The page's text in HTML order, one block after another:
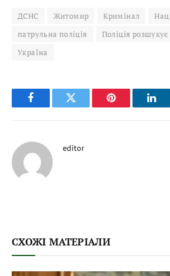
ДСНС Житомир Кримінал
патрульна поліція
Поліція
Україна
FacebookTwitter Pinterest
editor
СХОЖІ МАТЕРІАЛИ